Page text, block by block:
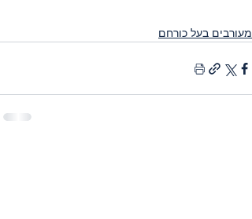
מעורבים בעל כורחם